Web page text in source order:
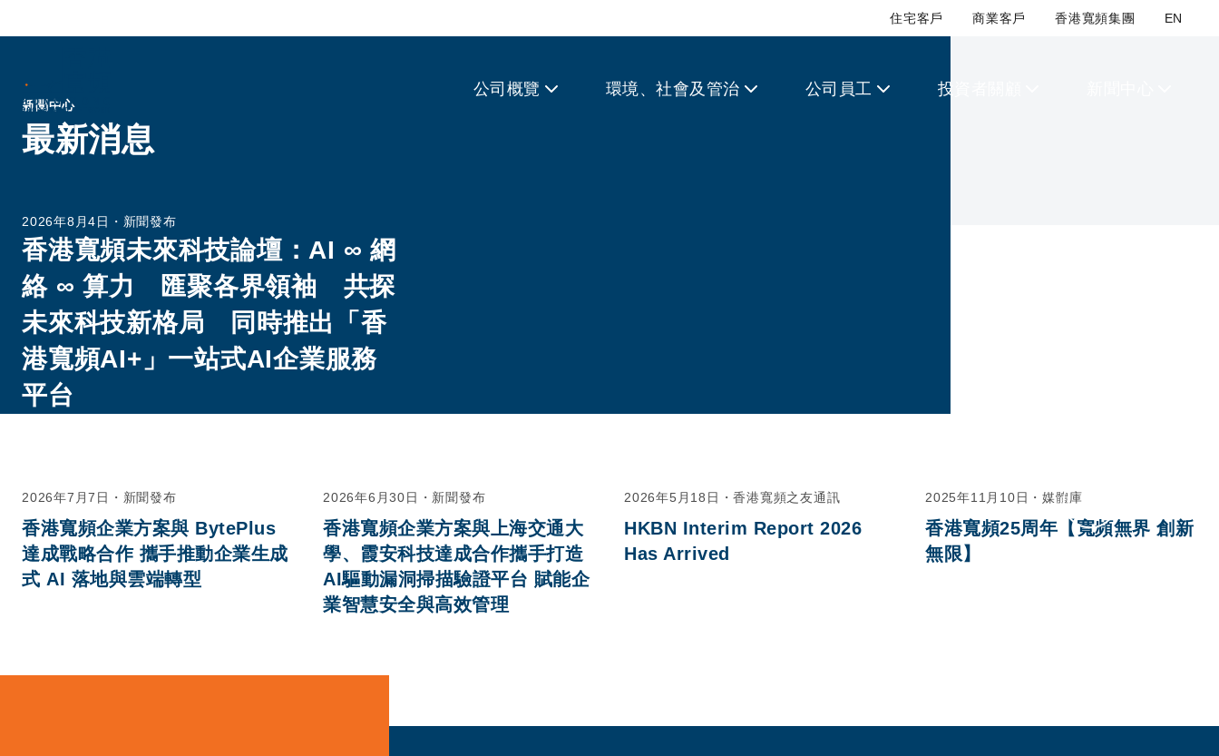
住宅客戶 商業客戶 香港寬頻集團 EN
公司概覽 環境、社會及管治 公司員工 投資者關顧
驅動企業革新
香港寬頻銳意推動革新，帶動社會進步。作為領先的電訊及科技方案供
應商，我們為企業及住宅客戶提供全面的優質解決方案。我們強大的網
絡基建及創新的解決方案為重塑現在和未來的社會奠定了基礎。
新聞中心
最新消息
2026年8月4日 ・ 新聞發布
香港寬頻未來科技論壇：AI ∞ 網
絡 ∞ 算力 匯聚各界領袖 共探
未來科技新格局 同時推出「香
港寬頻AI+」一站式AI企業服務
平台
2026年7月7日 ・ 新聞發布
香港寬頻企業方案與 BytePlus
達成戰略合作 攜手推動企業生成
式 AI 落地與雲端轉型
2026年6月30日 ・ 新聞發布
香港寬頻企業方案與上海交通大
學、霞安科技達成合作攜手打造
AI驅動漏洞掃描驗證平台 賦能企
業智慧安全與高效管理
2026年5月18日 ・香港寬頻之友通訊
HKBN Interim Report 2026
Has Arrived
2025年11月10日 ・ 媒體庫
香港寬頻25周年【寬頻無界 創新
無限】